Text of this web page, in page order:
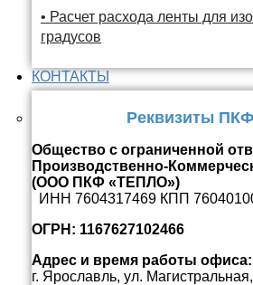
• Расчет расхода ленты для
градусов
КОНТАКТЫ
Реквизиты
Общество с ограниченной
Производственно-
(ООО ПКФ «ТЕПЛО»)
ИНН 7604317469 КПП
ОГРН: 1167627102466
Адрес и время работы офиса:
г. Ярославль, ул.